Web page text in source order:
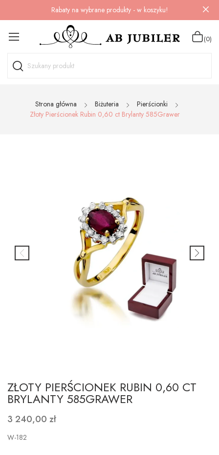
Rabaty na wybrane produkty - w koszyku!
(0)
Strona główna Biżuteria
Pierścionki
Złoty Pierścionek Rubin 0,60 ct Brylanty 585Grawer
ZŁOTY PIERŚCIONEK RUBIN 0,60 CT
BRYLANTY 585GRAWER
3 240,00 zł
W-182